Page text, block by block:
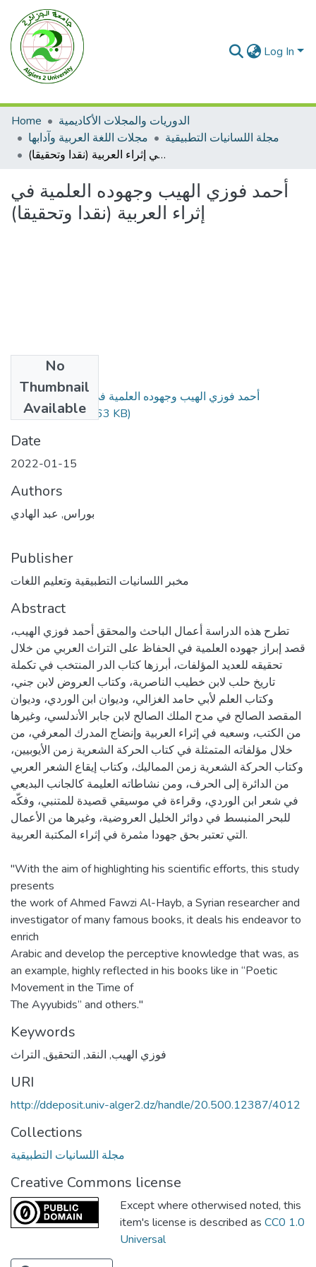
Log In
Home
الدوريات والمجلات الأكاديمية
مجلات اللغة العربية وآدابها
مجلة اللسانيات التطبيقية
أحمد فوزي الهيب وجهوده العلمية في إثراء العربية (نقدا وتحقيقا)
أحمد فوزي الهيب وجهوده العلمية في
إثراء العربية (نقدا وتحقيقا)
No
Thumbnail
Available
أحمد فوزي الهيب وجهوده العلمية في إثراء العربية (نقدا
وتحقيقا).pdf(825.63 KB)
Date
2022-01-15
Authors
بوراس, عبد الهادي
Publisher
مخبر اللسانيات التطبيقية وتعليم اللغات
Abstract
تطرح هذه الدراسة أعمال الباحث والمحقق أحمد فوزي الهيب،
قصد إبراز جهوده العلمية في الحفاظ على التراث العربي من خلال
تحقيقه للعديد المؤلفات، أبرزها كتاب الدر المنتخب في تكملة
تاريخ حلب لابن خطيب الناصرية، وكتاب العروض لابن جني،
وكتاب العلم لأبي حامد الغزالي، وديوان ابن الوردي، وديوان
المقصد الصالح في مدح الملك الصالح لابن جابر الأندلسي، وغيرها
من الكتب، وسعيه في إثراء العربية وإنضاج المدرك المعرفي، من
خلال مؤلفاته المتمثلة في كتاب الحركة الشعرية زمن الأيوبيين،
وكتاب الحركة الشعرية زمن المماليك، وكتاب إيقاع الشعر العربي
من الدائرة إلى الحرف، ومن نشاطاته العليمة كالجانب البديعي
في شعر ابن الوردي، وقراءة في موسيقي قصيدة للمتنبي، وفكّه
للبحر المنبسط في دوائر الخليل العروضية، وغيرها من الأعمال
التي تعتبر بحق جهودا مثمرة في إثراء المكتبة العربية.
"With the aim of highlighting his scientific efforts, this study
presents
the work of Ahmed Fawzi Al-Hayb, a Syrian researcher and
investigator of many famous books, it deals his endeavor to
enrich
Arabic and develop the perceptive knowledge that was, as
an example, highly reflected in his books like in “Poetic
Movement in the Time of
The Ayyubids” and others."
Keywords
فوزي الهيب, النقد, التحقيق, التراث
URI
http://ddeposit.univ-alger2.dz/handle/20.500.12387/4012
Collections
مجلة اللسانيات التطبيقية
Creative Commons license
Except where otherwised noted, this
item's license is described as CC0 1.0
Universal